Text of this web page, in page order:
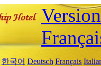
한국어 Deutsch Français